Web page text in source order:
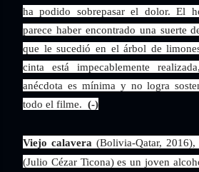
ha podido sobrepasar el dolor. El
parece haber encontrado una suerte
que le sucedió en el árbol de
cinta está impecablemente
anécdota es mínima y no logra
todo el filme. (-)
Viejo calavera (Bolivia-Qatar,
(Julio Cézar Ticona) es un joven